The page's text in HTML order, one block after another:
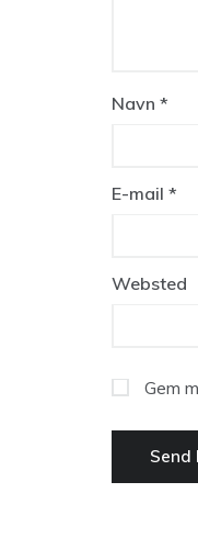
Navn *
E-mail *
Websted
Gem